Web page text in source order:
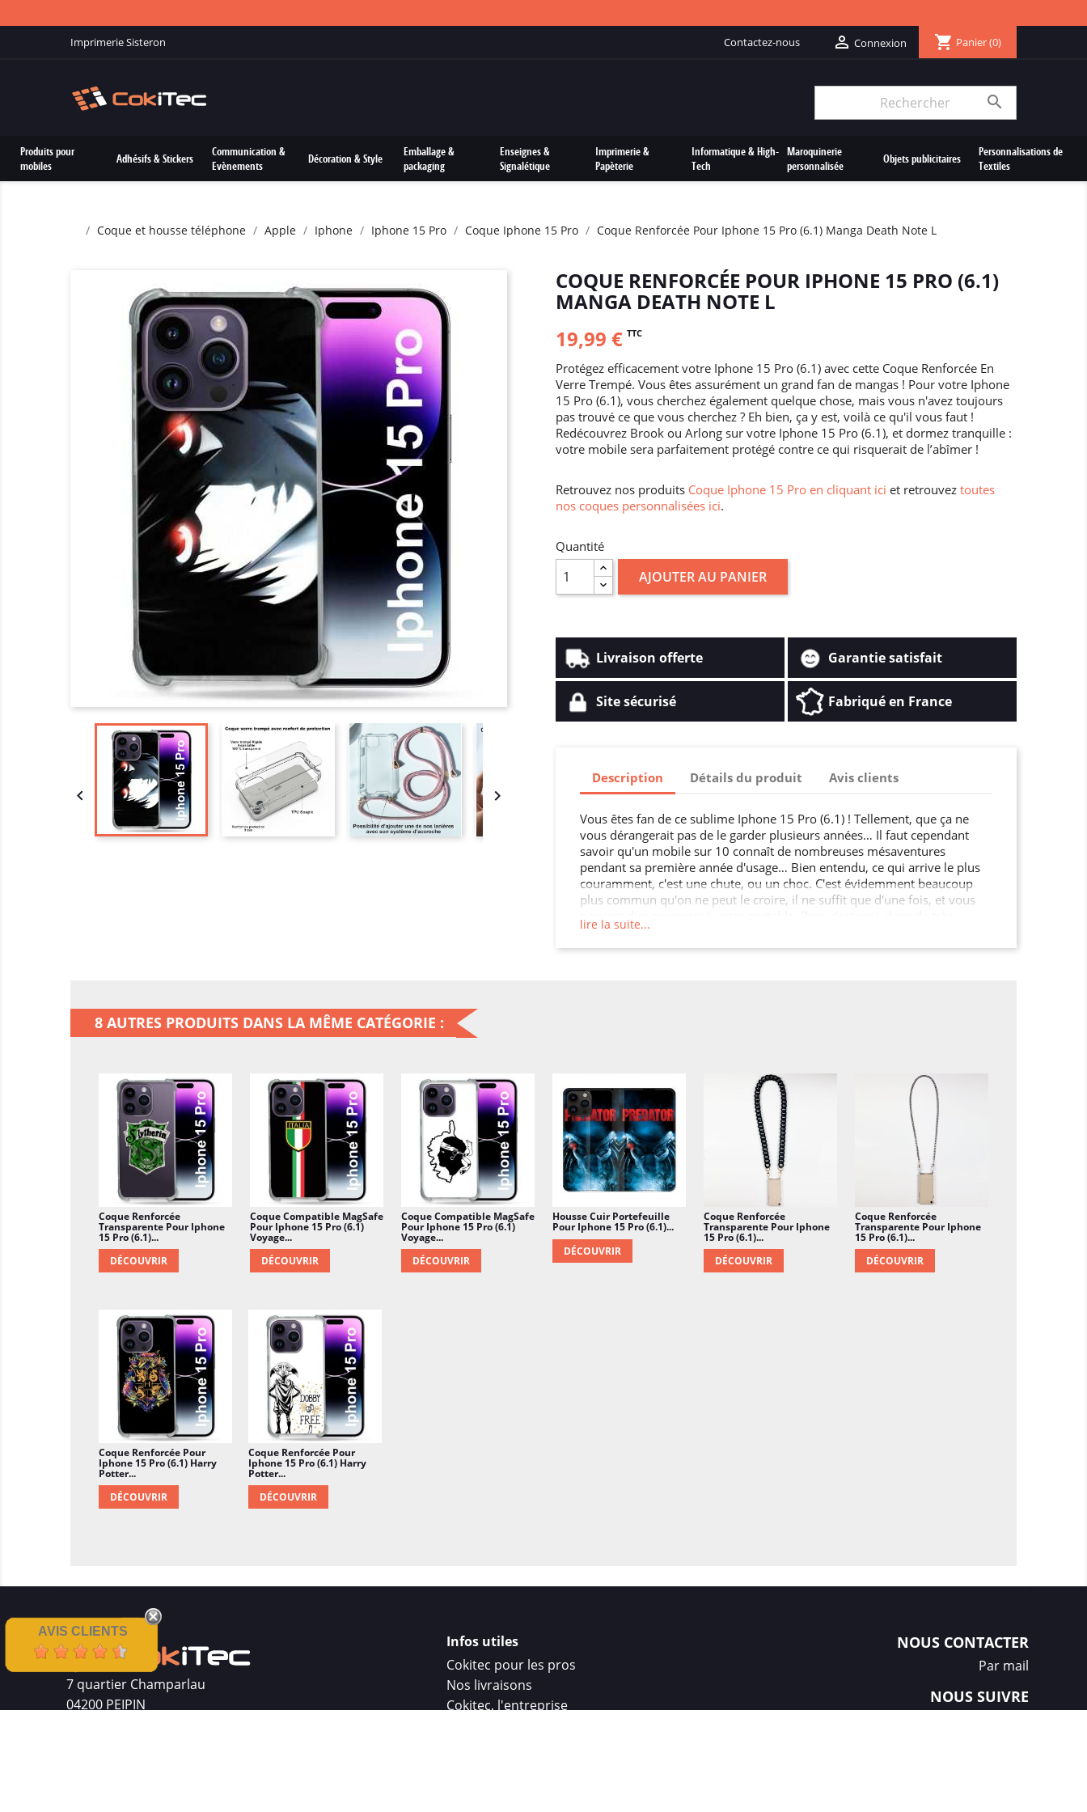
Imprimerie Sisteron Contactez-nous  Connexion shopping_cart Panier(0)

Produits pour
mobiles
Adhésifs & Stickers
Communication &
Evènements
Décoration & Style
Emballage &
packaging
Enseignes &
Signalétique
Imprimerie &
Papèterie
Informatique & High-
Tech
Maroquinerie
personnalisée
Objets publicitaires
Personnalisations de
Textiles
Coque et housse téléphone Apple Iphone Iphone 15 Pro Coque Iphone 15 Pro Coque Renforcée Pour Iphone 15 Pro (6.1) Manga Death Note L
 
COQUE RENFORCÉE POUR IPHONE 15 PRO (6.1)
MANGA DEATH NOTE L
19,99 € TTC
Protégez efficacement votre Iphone 15 Pro (6.1) avec cette Coque Renforcée En
Verre Trempé. Vous êtes assurément un grand fan de mangas ! Pour votre Iphone
15 Pro (6.1), vous cherchez également quelque chose, mais vous n'avez toujours
pas trouvé ce que vous cherchez ? Eh bien, ça y est, voilà ce qu'il vous faut !
Redécouvrez Brook ou Arlong sur votre Iphone 15 Pro (6.1), et dormez tranquille :
votre mobile sera parfaitement protégé contre ce qui risquerait de l’abîmer !
Retrouvez nos produits Coque Iphone 15 Pro en cliquant ici et retrouvez toutes
nos coques personnalisées ici.
Quantité
AJOUTER AU PANIER
Livraison offerte Garantie satisfait
Site sécurisé Fabriqué en France
Description Détails du produit Avis clients
Vous êtes fan de ce sublime Iphone 15 Pro (6.1) ! Tellement, que ça ne
vous dérangerait pas de le garder plusieurs années… Il faut cependant
savoir qu'un mobile sur 10 connaît de nombreuses mésaventures
pendant sa première année d'usage… Bien entendu, ce qui arrive le plus
couramment, c'est une chute, ou un choc. C'est évidemment beaucoup
plus commun qu'on ne peut le croire, il ne suffit que d'une fois, et vous
nombreux cas, ce ne sera pas aussi catégorique : bosse, écran rayé,
touche enfoncée et inutilisable, il vous restera en général quelque chose
vous allez rendre votre appareil inimitable, et lui donnez la petite touche
perso qui pouvait lui faire défaut.
lire la suite...
8 AUTRES PRODUITS DANS LA MÊME CATÉGORIE :
Coque Renforcée
Transparente Pour Iphone
15 Pro (6.1)...
DÉCOUVRIR
Coque Compatible MagSafe
Pour Iphone 15 Pro (6.1)
Voyage...
DÉCOUVRIR
Coque Compatible MagSafe
Pour Iphone 15 Pro (6.1)
Voyage...
DÉCOUVRIR
Housse Cuir Portefeuille
Pour Iphone 15 Pro (6.1)...
DÉCOUVRIR
Coque Renforcée
Transparente Pour Iphone
15 Pro (6.1)...
DÉCOUVRIR
Coque Renforcée
Transparente Pour Iphone
15 Pro (6.1)...
DÉCOUVRIR
Coque Renforcée Pour
Iphone 15 Pro (6.1) Harry
Potter...
DÉCOUVRIR
Coque Renforcée Pour
Iphone 15 Pro (6.1) Harry
Potter...
DÉCOUVRIR
7 quartier Champarlau
04200 PEIPIN
Infos utiles
Cokitec pour les pros
Nos livraisons
Cokitec, l'entreprise
NOUS CONTACTER
Par mail
NOUS SUIVRE
AVIS CLIENTS